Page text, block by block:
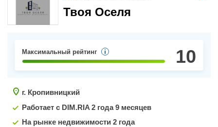
Твоя Оселя
Максимальный рейтинг 10
г. Кропивницкий
Работает с DIM.RIA 2 года 9 месяцев
На рынке недвижимости 2 года